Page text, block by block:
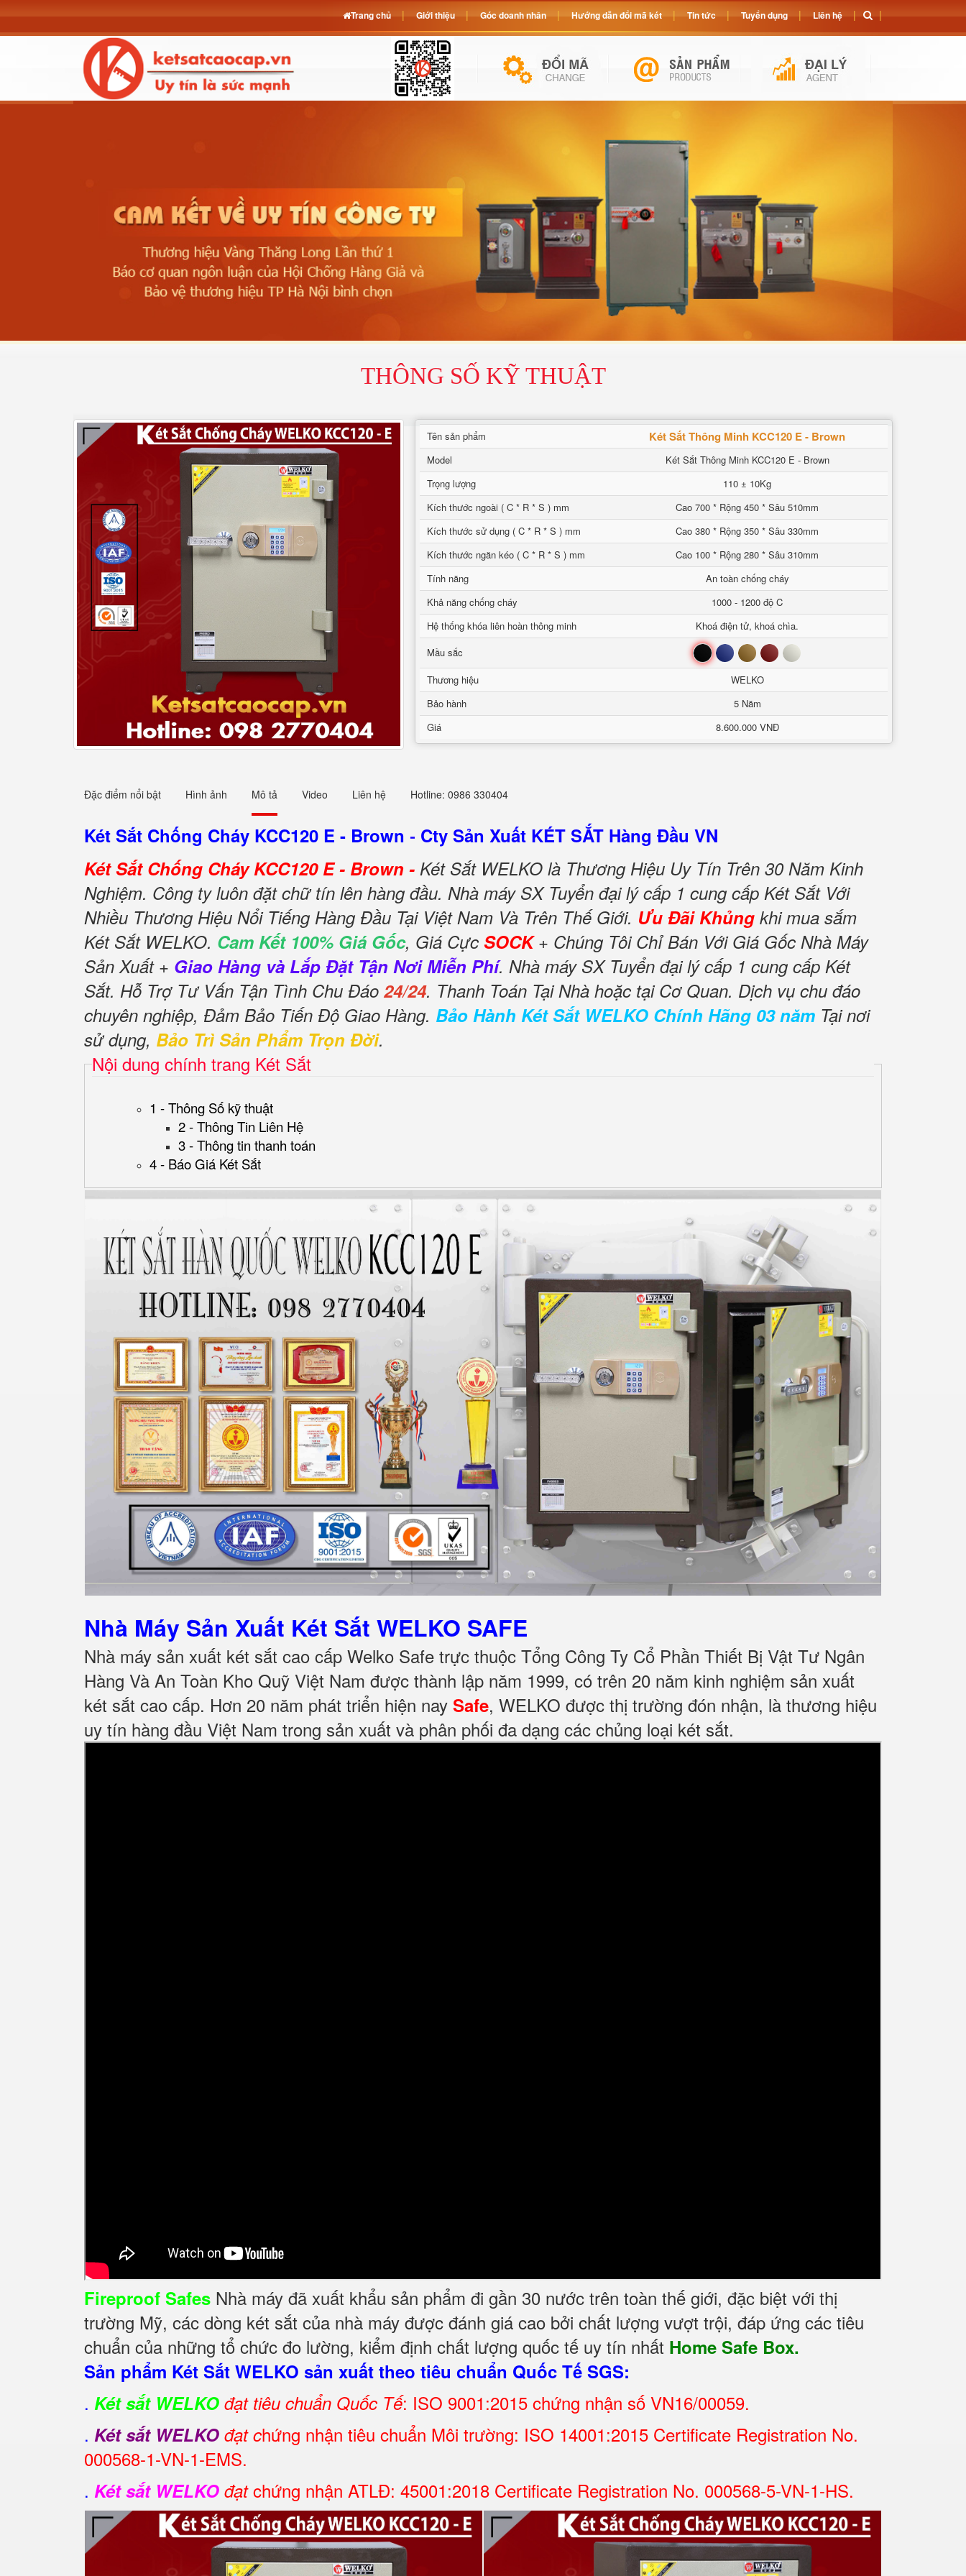
THÔNG SỐ KỸ THUẬT
Tên sản phẩm Két Sắt Thông Minh KCC120 E - Brown
Model
Két Sắt Thông Minh KCC120 E - Brown
Trọng lượng
110 ± 10Kg
Kích thước ngoài ( C * R * S ) mm
Cao 700 * Rộng 450 * Sâu 510mm
Kích thước sử dụng ( C * R * S ) mm
Cao 380 * Rộng 350 * Sâu 330mm
Kích thước ngăn kéo ( C * R * S ) mm
Cao 100 * Rộng 280 * Sâu 310mm
Tính năng
An toàn chống cháy
Khả năng chống cháy
1000 - 1200 độ C
Hệ thống khóa liên hoàn thông minh
Khoá điện tử, khoá chìa.
Mầu sắc
Đen Xanh Nâu Đỏ Trắng
Thương hiệu
WELKO
Bảo hành
5 Năm
Giá
8.600.000 VNĐ
Đặc điểm nổi bật Hình ảnh Mô tả Video Liên hệ Hotline: 0986 330404
Két Sắt Chống Cháy KCC120 E - Brown - Cty Sản Xuất KÉT SẮT Hàng Đầu VN
Két Sắt Chống Cháy KCC120 E - Brown - Két Sắt WELKO là Thương Hiệu Uy Tín Trên 30 Năm Kinh
Nghiệm. Công ty luôn đặt chữ tín lên hàng đầu. Nhà máy SX Tuyển đại lý cấp 1 cung cấp Két Sắt Với
Nhiều Thương Hiệu Nổi Tiếng Hàng Đầu Tại Việt Nam Và Trên Thế Giới. Ưu Đãi Khủng khi mua sắm
Két Sắt WELKO. Cam Kết 100% Giá Gốc, Giá Cực SOCK+ Chúng Tôi Chỉ Bán Với Giá Gốc Nhà Máy
Sản Xuất + Giao Hàng và Lắp Đặt Tận Nơi Miễn Phí. Nhà máy SX Tuyển đại lý cấp 1 cung cấp Két
Sắt. Hỗ Trợ Tư Vấn Tận Tình Chu Đáo 24/24. Thanh Toán Tại Nhà hoặc tại Cơ Quan. Dịch vụ chu đáo
chuyên nghiệp, Đảm Bảo Tiến Độ Giao Hàng. Bảo Hành Két Sắt WELKO Chính Hãng 03 năm Tại nơi
sử dụng, Bảo Trì Sản Phẩm Trọn Đời.
Nội dung chính trang Két Sắt
1 - Thông Số kỹ thuật
2 - Thông Tin Liên Hệ
3 - Thông tin thanh toán
4 - Báo Giá Két Sắt
Nhà Máy Sản Xuất Két Sắt WELKO SAFE
Nhà máy sản xuất két sắt cao cấp Welko Safe trực thuộc Tổng Công Ty Cổ Phần Thiết Bị Vật Tư Ngân
Hàng Và An Toàn Kho Quỹ Việt Nam được thành lập năm 1999, có trên 20 năm kinh nghiệm sản xuất
két sắt cao cấp. Hơn 20 năm phát triển hiện nay Safe, WELKO được thị trường đón nhận, là thương hiệu
uy tín hàng đầu Việt Nam trong sản xuất và phân phối đa dạng các chủng loại két sắt.
Fireproof Safes Nhà máy đã xuất khẩu sản phẩm đi gần 30 nước trên toàn thế giới, đặc biệt với thị
trường Mỹ, các dòng két sắt của nhà máy được đánh giá cao bởi chất lượng vượt trội, đáp ứng các tiêu
chuẩn của những tổ chức đo lường, kiểm định chất lượng quốc tế uy tín nhất Home Safe Box.
Sản phẩm Két Sắt WELKO sản xuất theo tiêu chuẩn Quốc Tế SGS:
. Két sắt WELKO đạt tiêu chuẩn Quốc Tế: ISO 9001:2015 chứng nhận số VN16/00059.
. Két sắt WELKO đạt chứng nhận tiêu chuẩn Môi trường: ISO 14001:2015 Certificate Registration No.
000568-1-VN-1-EMS.
. Két sắt WELKO đạtchứng nhận ATLĐ: 45001:2018 Certificate Registration No. 000568-5-VN-1-HS.
Trang chủ Giới thiệu Góc doanh nhân Hướng dẫn đổi mã két Tin tức Tuyển dụng Liên hệ